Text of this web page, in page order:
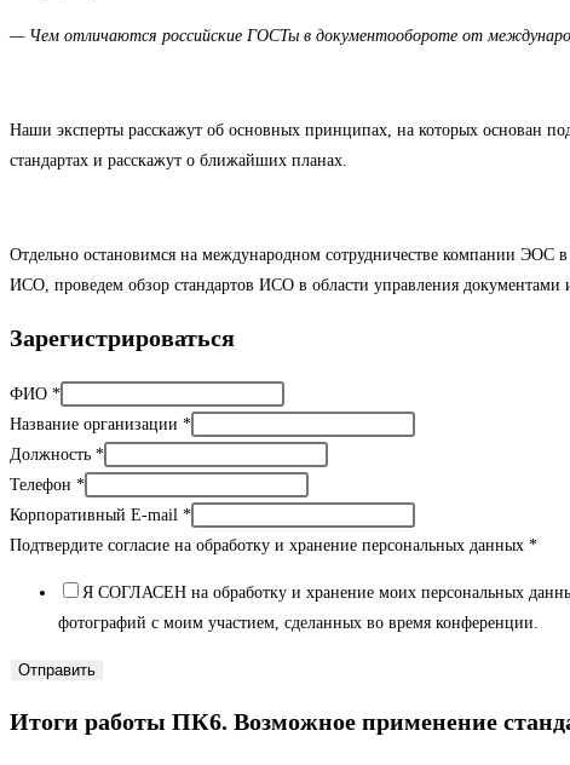
— Чем отличаются российские ГОСТы в документообороте от
Наши эксперты расскажут об основных принципах, на которых основан
стандартах и расскажут о ближайших планах.
Отдельно остановимся на международном сотрудничестве компании
ИСО, проведем обзор стандартов ИСО в области управления
Зарегистрироваться
ФИО *
Название организации *
Должность *
Телефон *
Корпоративный E-mail *
Подтвердите согласие на обработку и хранение персональных данных *
Я СОГЛАСЕН на обработку и хранение моих персональных
фотографий с моим участием, сделанных во время конференции.
Отправить
Итоги работы ПК6. Возможное применение